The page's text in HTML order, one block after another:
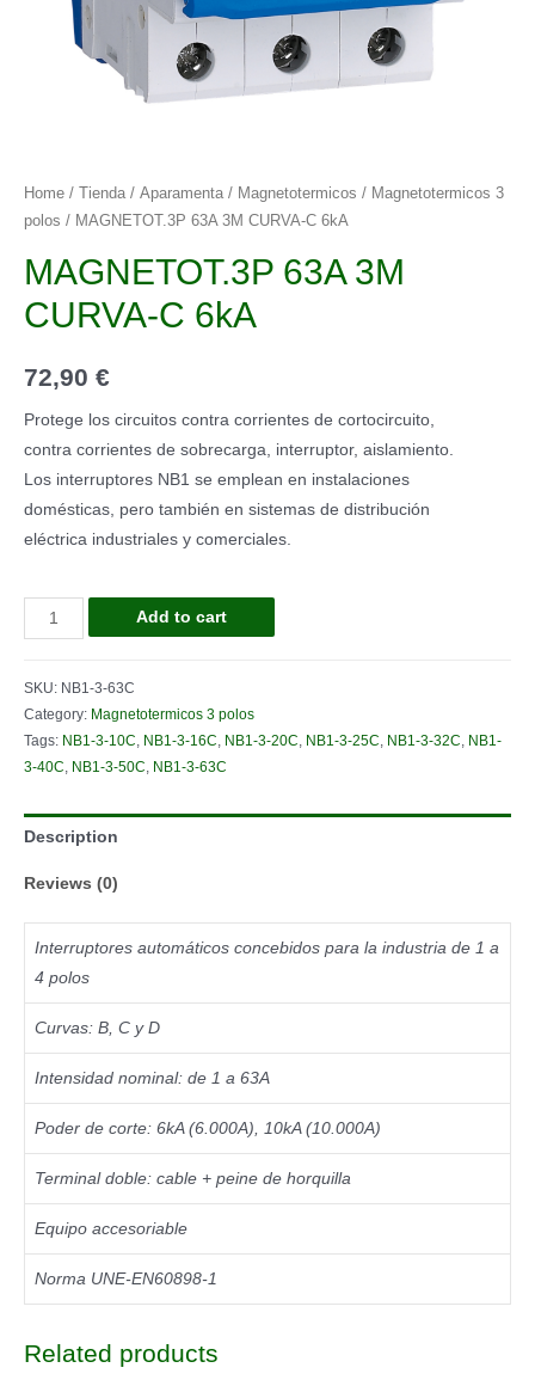
Home / Tienda / Aparamenta / Magnetotermicos / Magnetotermicos 3
polos / MAGNETOT.3P 63A 3M CURVA-C 6kA
MAGNETOT.3P 63A 3M
CURVA-C 6kA
72,90 €
Protege los circuitos contra corrientes de cortocircuito,
contra corrientes de sobrecarga, interruptor, aislamiento.
Los interruptores NB1 se emplean en instalaciones
domésticas, pero también en sistemas de distribución
eléctrica industriales y comerciales.
MAGNETOT.3P
63A
C
6kA
Add to cart
SKU: NB1-3-63C
Category: Magnetotermicos 3 polos
Tags: NB1-3-10C, NB1-3-16C, NB1-3-20C, NB1-3-25C, NB1-3-32C, NB1-
3-40C, NB1-3-50C, NB1-3-63C
Description
Reviews (0)
Interruptores automáticos concebidos para la industria de 1 a
4 polos
Curvas: B, C y D
Intensidad nominal: de 1 a 63A
Poder de corte: 6kA (6.000A), 10kA (10.000A)
Terminal doble: cable + peine de horquilla
Equipo accesoriable
Norma UNE-EN60898-1
Related products